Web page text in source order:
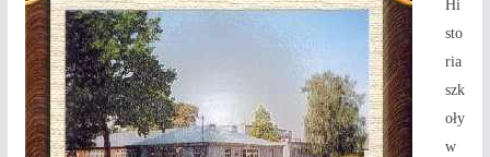
Hi
sto
ria
szk
oły
w